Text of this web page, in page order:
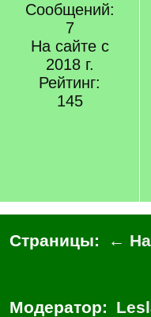
Сообщений:
7
На сайте с
2018 г.
Рейтинг:
145
Страницы: ←
Модератор: